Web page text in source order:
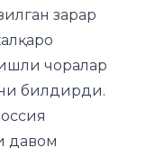
зарар
чоралар
билдирди.
давом